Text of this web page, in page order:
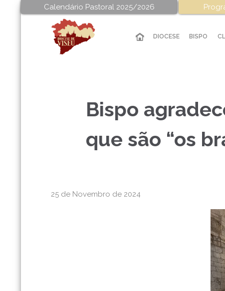
Calendário Pastoral 2025/2026
DIOCESE BISPO
Bispo
que são “os
25 de Novembro de 2024